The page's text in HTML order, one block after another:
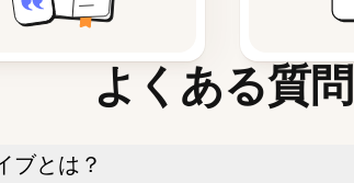
よくある質問
ブとは？